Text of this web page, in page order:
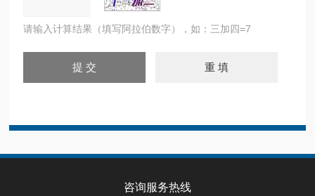
请输入计算结果（填写阿拉伯数字），如：三加四=7
咨询服务热线